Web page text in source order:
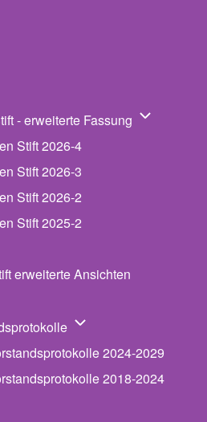
- erweiterte Fassung
Stift 2026-4
Stift 2026-3
Stift 2026-2
Stift 2025-2
erweiterte Ansichten
Unternavigation von
2024-2029
2018-2024